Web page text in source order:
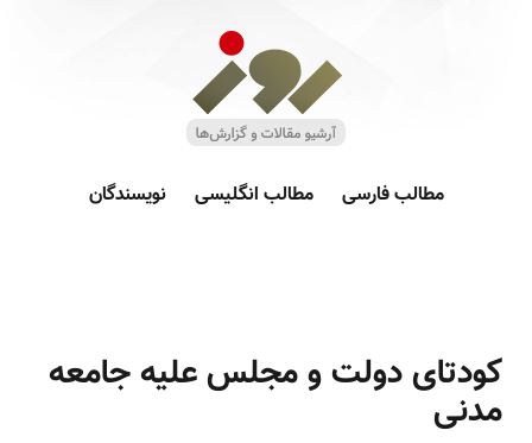
مطالب فارسی مطالب انگلیسی نویسندگان
کودتای دولت و مجلس علیه جامعه
مدنی